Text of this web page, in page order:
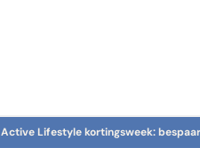
Active Lifestyle kortingsweek: